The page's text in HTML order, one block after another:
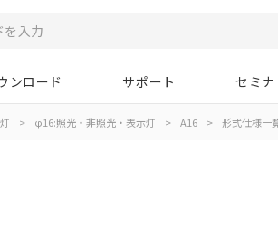
ンロード サポート セミナ
> φ16:照光・非照光・表示灯 > A16 > 形式仕様一